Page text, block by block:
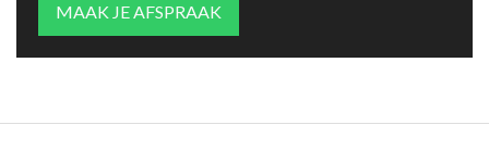
MAAK JE AFSPRAAK